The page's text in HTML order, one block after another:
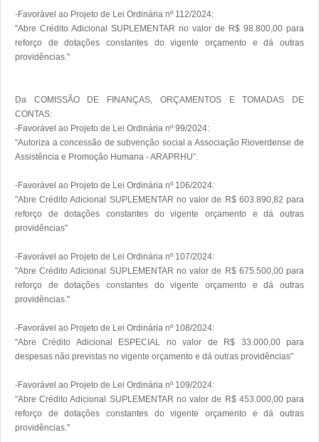
-Favorável ao Projeto de Lei Ordinária nº 112/2024:
"Abre Crédito Adicional SUPLEMENTAR no valor de R$ 98.800,00 para
reforço de dotações constantes do vigente orçamento e dá outras
providências."
Da COMISSÃO DE FINANÇAS, ORÇAMENTOS E TOMADAS DE
CONTAS:
-Favorável ao Projeto de Lei Ordinária nº 99/2024:
“Autoriza a concessão de subvenção social a Associação Rioverdense de
Assistência e Promoção Humana - ARAPRHU”.
-Favorável ao Projeto de Lei Ordinária nº 106/2024:
"Abre Crédito Adicional SUPLEMENTAR no valor de R$ 603.890,82 para
reforço de dotações constantes do vigente orçamento e dá outras
providências"
-Favorável ao Projeto de Lei Ordinária nº 107/2024:
"Abre Crédito Adicional SUPLEMENTAR no valor de R$ 675.500,00 para
reforço de dotações constantes do vigente orçamento e dá outras
providências."
-Favorável ao Projeto de Lei Ordinária nº 108/2024:
"Abre Crédito Adicional ESPECIAL no valor de R$ 33.000,00 para
despesas não previstas no vigente orçamento e dá outras providências"
-Favorável ao Projeto de Lei Ordinária nº 109/2024:
"Abre Crédito Adicional SUPLEMENTAR no valor de R$ 453.000,00 para
reforço de dotações constantes do vigente orçamento e dá outras
providências."